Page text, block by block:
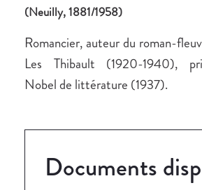
(Neuilly, 1881/1958)
Romancier, auteur du roman-
Les Thibault (1920-1940),
Nobel de littérature (1937).
Documents